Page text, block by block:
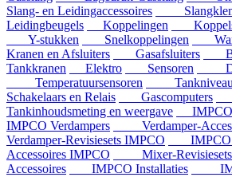
Slang- en Leidingaccessoires
Leidingbeugels
Koppelingen
Y-stukken
Snelkoppelingen
Kranen en Afsluiters
Gasafsluiters
Tankkranen
Elektro Sensoren
Temperatuursensoren
Schakelaars en Relais
Gascomputers
Tankinhoudsmeting en weergave
IMPCO
IMPCO Verdampers
Verdamper-
Verdamper-Revisiesets IMPCO
IMPCO
Accessoires IMPCO
Mixer-Revisiesets
Accessoires
IMPCO Installaties